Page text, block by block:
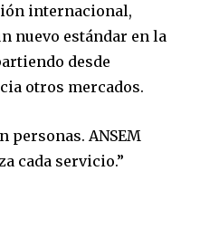
internacional,
nuevo estándar en la
desde
otros mercados.
personas. ANSEM
cada servicio.”